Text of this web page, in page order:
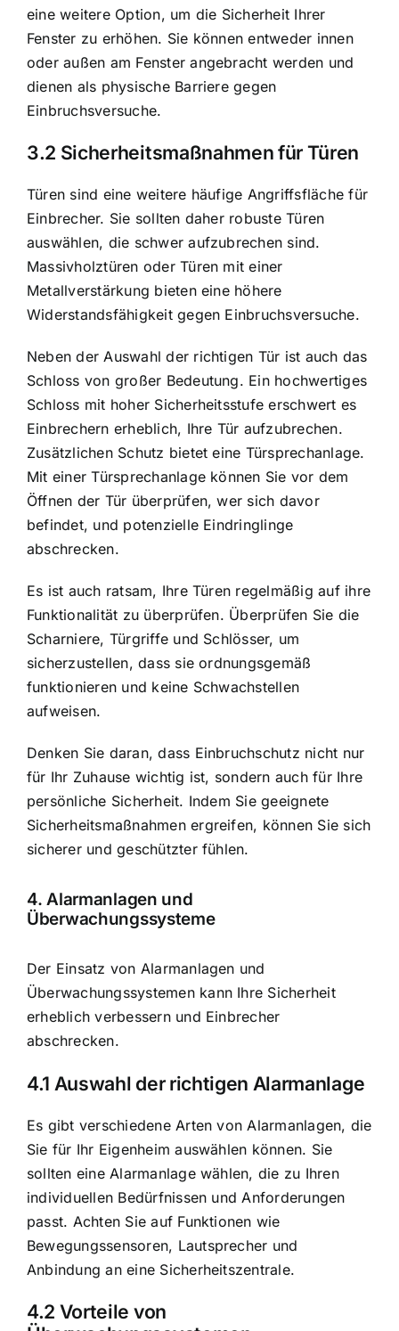
eine weitere Option, um die Sicherheit Ihrer
Fenster zu erhöhen. Sie können entweder innen
oder außen am Fenster angebracht werden und
dienen als physische Barriere gegen
Einbruchsversuche.
3.2 Sicherheitsmaßnahmen für Türen
Türen sind eine weitere häufige Angriffsfläche für
Einbrecher. Sie sollten daher robuste Türen
auswählen, die schwer aufzubrechen sind.
Massivholztüren oder Türen mit einer
Metallverstärkung bieten eine höhere
Widerstandsfähigkeit gegen Einbruchsversuche.
Neben der Auswahl der richtigen Tür ist auch das
Schloss von großer Bedeutung. Ein hochwertiges
Schloss mit hoher Sicherheitsstufe erschwert es
Einbrechern erheblich, Ihre Tür aufzubrechen.
Zusätzlichen Schutz bietet eine Türsprechanlage.
Mit einer Türsprechanlage können Sie vor dem
Öffnen der Tür überprüfen, wer sich davor
befindet, und potenzielle Eindringlinge
abschrecken.
Es ist auch ratsam, Ihre Türen regelmäßig auf ihre
Funktionalität zu überprüfen. Überprüfen Sie die
Scharniere, Türgriffe und Schlösser, um
sicherzustellen, dass sie ordnungsgemäß
funktionieren und keine Schwachstellen
aufweisen.
Denken Sie daran, dass Einbruchschutz nicht nur
für Ihr Zuhause wichtig ist, sondern auch für Ihre
persönliche Sicherheit. Indem Sie geeignete
Sicherheitsmaßnahmen ergreifen, können Sie sich
sicherer und geschützter fühlen.
4. Alarmanlagen und
Überwachungssysteme
Der Einsatz von Alarmanlagen und
Überwachungssystemen kann Ihre Sicherheit
erheblich verbessern und Einbrecher
abschrecken.
4.1 Auswahl der richtigen Alarmanlage
Es gibt verschiedene Arten von Alarmanlagen, die
Sie für Ihr Eigenheim auswählen können. Sie
sollten eine Alarmanlage wählen, die zu Ihren
individuellen Bedürfnissen und Anforderungen
passt. Achten Sie auf Funktionen wie
Bewegungssensoren, Lautsprecher und
Anbindung an eine Sicherheitszentrale.
4.2 Vorteile von